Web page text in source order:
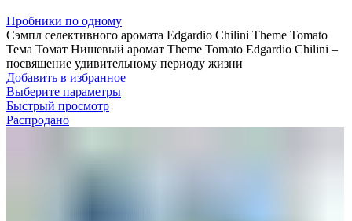
Пробники по одному
Сэмпл селективного аромата Edgardio Chilini Theme Tomato
Тема Томат Нишевый аромат Theme Tomato Edgardio Chilini –
посвящение удивительному периоду жизни
Добавить в избранное
Выберите параметры
Быстрый просмотр
Распродано